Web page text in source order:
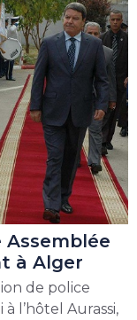
à Alger
de police
l’hôtel Aurassi,